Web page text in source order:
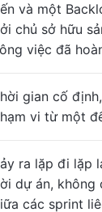
và một
chủ sở hữu
việc đã
gian cố
vi từ một
ra lặp đi lặp
dự án, không
các sprint